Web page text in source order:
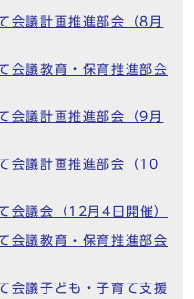
議計画推進部会（8月
議教育・保育推進部会
議計画推進部会（9月
議計画推進部会（10
議会（12月4日開催）
議教育・保育推進部会
議子ども・子育て支援